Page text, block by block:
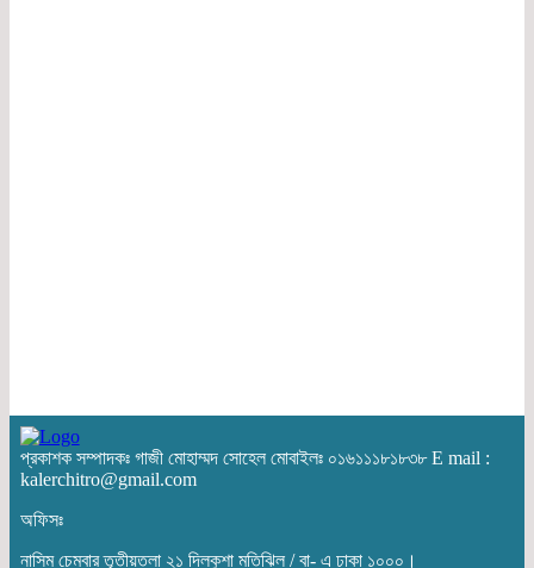
প্রকাশক সম্পাদকঃ গাজী মোহাম্মদ সোহেল মোবাইলঃ ০১৬১১১৮১৮৩৮ E mail :
kalerchitro@gmail.com
অফিসঃ
নাসিম চেম্বার তৃতীয়তলা ২১ দিলকুশা মতিঝিল / বা- এ ঢাকা ১০০০।